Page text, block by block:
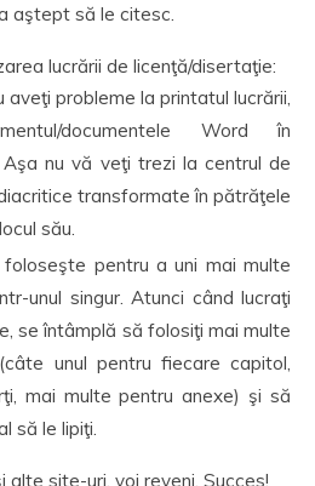
aştept să le citesc.
lucrării de licenţă/disertaţie:
aveţi probleme la printatul lucrării,
documentele Word în
nu vă veţi trezi la centrul de
transformate în pătrăţele
său.
pentru a uni mai multe
unul singur. Atunci când lucraţi
se întâmplă să folosiţi mai multe
unul pentru fiecare capitol,
mai multe pentru anexe) şi să
să le lipiţi.
alte site-uri, voi reveni. Succes!